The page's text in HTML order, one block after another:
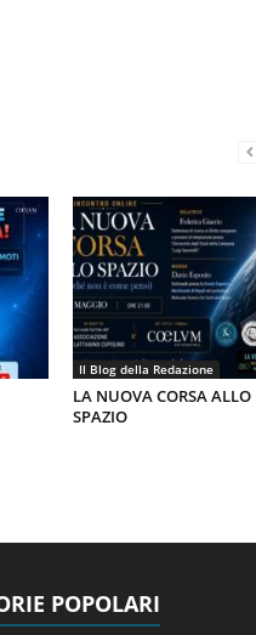
Il Blog della Redazione
LA NUOVA CORSA ALLO
SPAZIO
POPOLARI